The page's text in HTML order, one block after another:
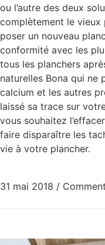
ou l’autre des deux
complètement le vieux
poser un nouveau
conformité avec les
tous les planchers
naturelles Bona qui ne
calcium et les autres
laissé sa trace sur
vous souhaitez
faire disparaître les
vie à votre plancher.
31 mai 2018 /